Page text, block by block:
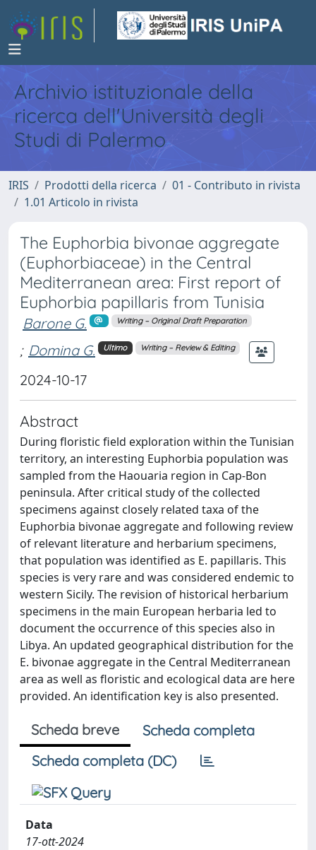
Archivio istituzionale della
ricerca dell'Università degli
Studi di Palermo
IRIS Prodotti della ricerca
01 - Contributo in rivista
1.01 Articolo in rivista
The Euphorbia bivonae aggregate
(Euphorbiaceae) in the Central
Mediterranean area: First report of
Euphorbia papillaris from Tunisia
Barone G. Writing – Original Draft Preparation
; Domina G. Ultimo Writing – Review & Editing
2024-10-17
Abstract
During floristic field exploration within the Tunisian
territory, an interesting Euphorbia population was
sampled from the Haouaria region in Cap-Bon
peninsula. After critical study of the collected
specimens against closely related taxa of the
Euphorbia bivonae aggregate and following review
of relevant literature and herbarium specimens,
that population was identified as E. papillaris. This
species is very rare and was considered endemic to
western Sicily. The revision of historical herbarium
specimens in the main European herbaria led to
document the occurrence of this species also in
Libya. An updated geographical distribution for the
E. bivonae aggregate in the Central Mediterranean
area as well as floristic and ecological data are here
provided. An identification key is also presented.
Scheda breve
Scheda completa
Scheda completa (DC)
Data
17-ott-2024